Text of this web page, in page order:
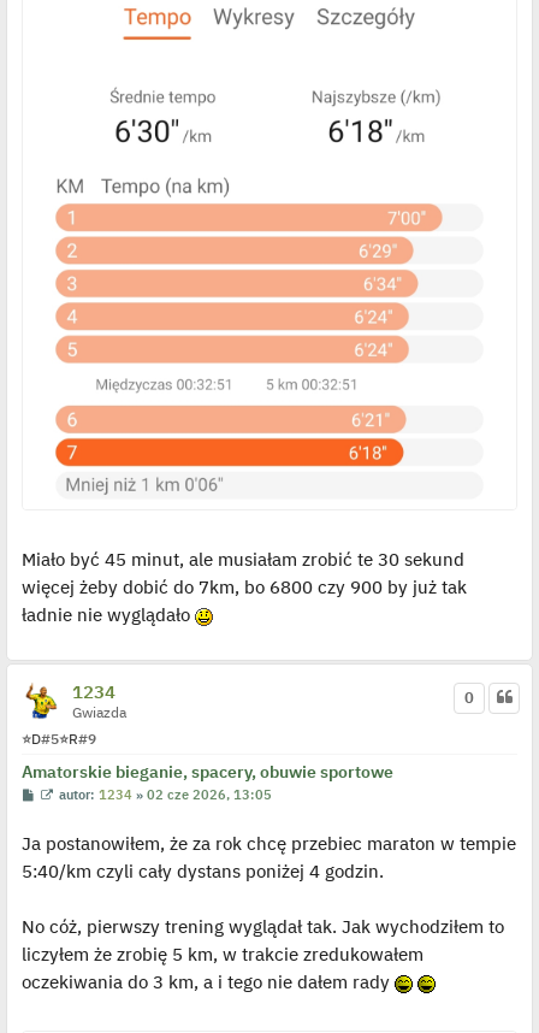
Miało być 45 minut, ale musiałam zrobić te 30 sekund
więcej żeby dobić do 7km, bo 6800 czy 900 by już tak
ładnie nie wyglądało
1234
Gwiazda
⭐D#5⭐R#9
Amatorskie bieganie, spacery, obuwie sportowe
0
P
t
W
w
e
p
o
j
e
d
autor:1234 »02 cze 2026, 13:05
Ja postanowiłem, że za rok chcę przebiec maraton w tempie
5:40/km czyli cały dystans poniżej 4 godzin.
No cóż, pierwszy trening wyglądał tak. Jak wychodziłem to
liczyłem że zrobię 5 km, w trakcie zredukowałem
oczekiwania do 3 km, a i tego nie dałem rady